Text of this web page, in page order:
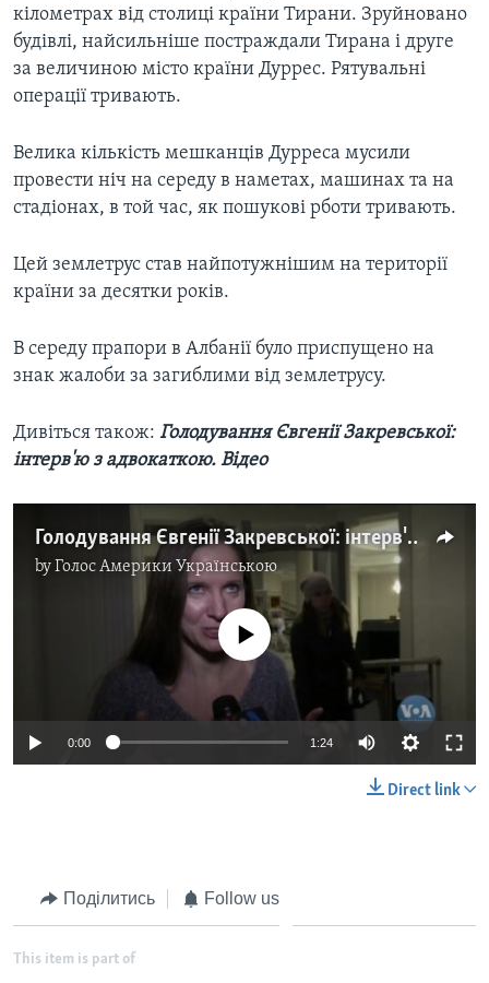
кілометрах від столиці країни Тирани. Зруйновано
будівлі, найсильніше постраждали Тирана і друге
за величиною місто країни Дуррес. Рятувальні
операції тривають.
Велика кількість мешканців Дурреса мусили
провести ніч на середу в наметах, машинах та на
стадіонах, в той час, як пошукові рботи тривають.
Цей землетрус став найпотужнішим на території
країни за десятки років.
В середу прапори в Албанії було приспущено на
знак жалоби за загиблими від землетрусу.
Дивіться також: ​ Голодування Євгенії Закревської:
інтерв'ю з адвокаткою. Відео
Голодування Євгенії Закревської: інтерв'ю з адвокаткою. Відео
byГолос Америки Українською
No media source currently available
0:00 1:24
Direct link
Поділитись Follow us
This item is part of